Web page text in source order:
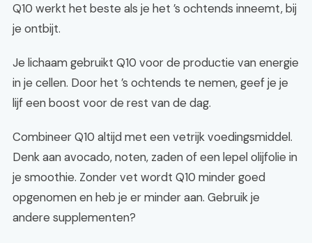
Q10 werkt het beste als je het ’s ochtends inneemt, bij
je ontbijt.
Je lichaam gebruikt Q10 voor de productie van energie
in je cellen. Door het ’s ochtends te nemen, geef je je
lijf een boost voor de rest van de dag.
Combineer Q10 altijd met een vetrijk voedingsmiddel.
Denk aan avocado, noten, zaden of een lepel olijfolie in
je smoothie. Zonder vet wordt Q10 minder goed
opgenomen en heb je er minder aan. Gebruik je
andere supplementen?